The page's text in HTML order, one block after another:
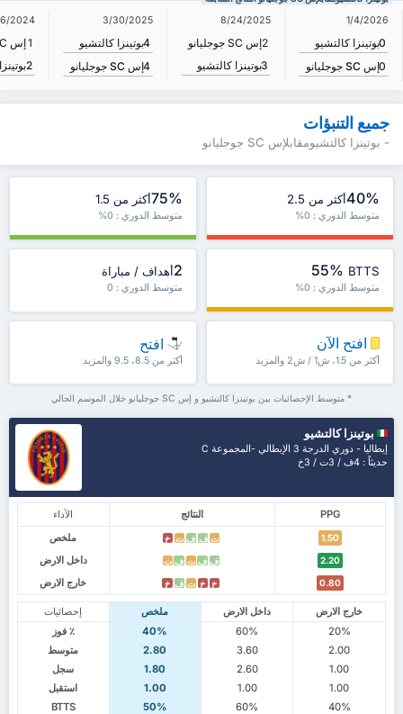
1/4/2026
بوتينزا كالتشيو0
إس SC جوجليانو0
8/24/2025
إس SC جوجليانو2
بوتينزا كالتشيو3
3/30/2025
بوتينزا كالتشيو4
إس SC جوجليانو4
2024
إس SC جوجليانو1
2
جميع التنبؤات
- بوتينزا كالتشيومقابلإس SC جوجليانو
40%أكثر من 2.5
متوسط الدوري : 0%
75%أكثر من 1.5
متوسط الدوري : 0%
55% BTTS
متوسط الدوري : 0%
2أهداف / مباراة
متوسط الدوري : 0
افتح الآن
أكثر من 1.5، ش1 / ش2 والمزيد
افتح
أكثر من 8.5، 9.5 والمزيد
* متوسط الإحصائيات بين بوتينزا كالتشيو و إس SC جوجليانو خلال الموسم الحالي
بوتينزا كالتشيو
إيطاليا - دوري الدرجة 3 الإيطالي -المجموعة C
حديثاً : 4ف / 3ت / 3خ
الآداء النتائج
PPG
ملخص
ت ف ف ت خ 1.50
داخل الارض ف ف ت ف ت 2.20
خارج الارض خ خ ت ف خ 0.80
إحصائيات ملخص داخل الارض
خارج الارض
٪ فوز
40% 60%
20%
متوسط
2.80 3.60
2.00
سجل
1.80 2.60
1.00
استقبل
1.00 1.00
1.00
BTTS
50% 60%
40%